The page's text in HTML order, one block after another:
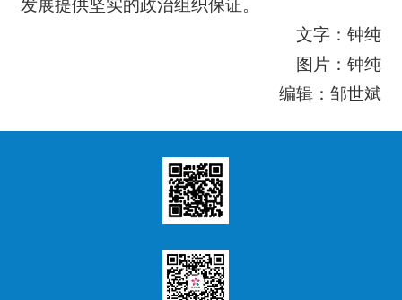
发展提供坚实的政治组织保证。
文字：钟纯
图片：钟纯
编辑：邹世斌